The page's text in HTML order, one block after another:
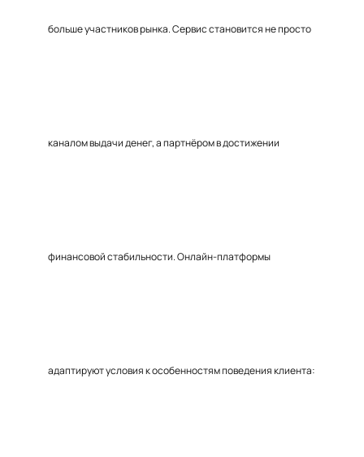
больше участников рынка. Сервис становится не просто
каналом выдачи денег, а партнёром в достижении
финансовой стабильности. Онлайн-платформы
адаптируют условия к особенностям поведения клиента: